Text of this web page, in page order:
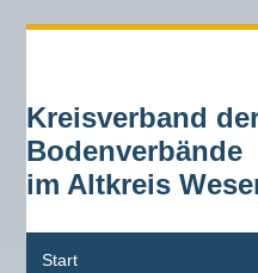
Kreisverband
Bodenverbände
im Altkreis
Start